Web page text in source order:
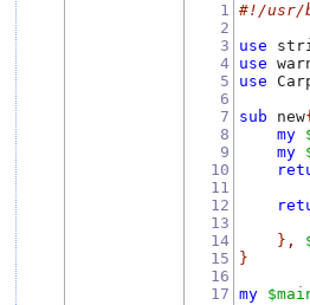
1
2
3
4
5
6
7
8
9
10
11
12
13
14
15
16
17
#!/usr/
use
use
use
sub new
my
my
} ,
}
my